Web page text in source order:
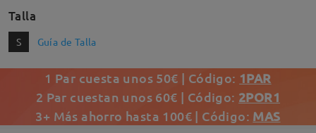
Talla
S Guía de Talla
1 Par cuesta unos 50€ | Código: 1PAR
2 Par cuestan unos 60€ | Código: 2POR1
3+ Más ahorro hasta 100€ | Código: MAS